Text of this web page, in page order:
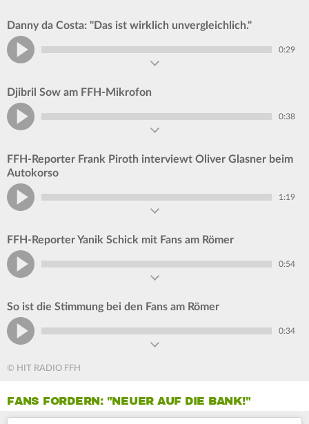
Danny da Costa: "Das ist wirklich unvergleichlich."
0:29
Djibril Sow am FFH-Mikrofon
0:38
FFH-Reporter Frank Piroth interviewt Oliver Glasner beim
Autokorso
1:19
FFH-Reporter Yanik Schick mit Fans am Römer
0:54
So ist die Stimmung bei den Fans am Römer
0:34
© HIT RADIO FFH
FANS FORDERN: "NEUER AUF DIE BANK!"